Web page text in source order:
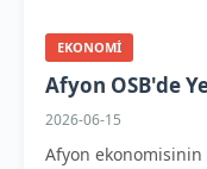
EKONOMI
Afyon OSB'de
2026-06-15
Afyon